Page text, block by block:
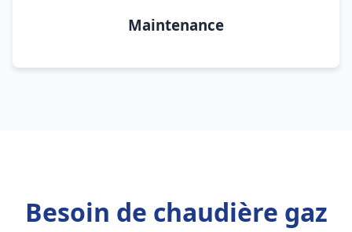
Maintenance
Besoin de chaudière gaz